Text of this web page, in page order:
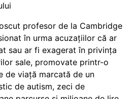
profesor de la Cambridge
în urma acuzațiilor că ar
sau ar fi exagerat în privința
sale, promovate printr-o
de viață marcată de un
de autism, zeci de